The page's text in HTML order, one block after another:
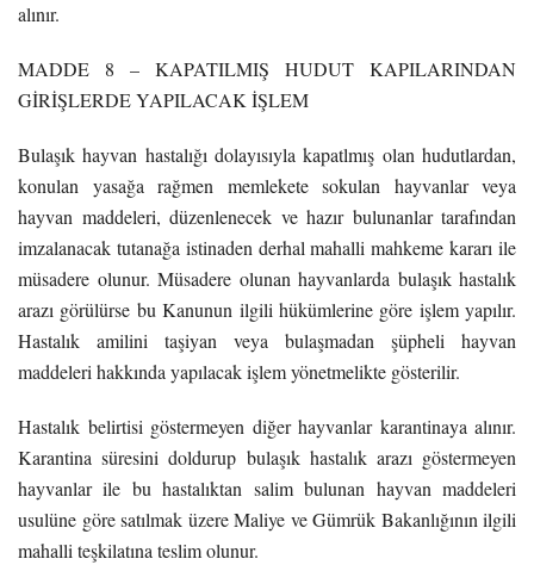
alınır.
MADDE 8 – KAPATILMIŞ HUDUT KAPILARINDAN
GİRİŞLERDE YAPILACAK İŞLEM
Bulaşık hayvan hastalığı dolayısıyla kapatlmış olan hudutlardan,
konulan yasağa rağmen memlekete sokulan hayvanlar veya
hayvan maddeleri, düzenlenecek ve hazır bulunanlar tarafından
imzalanacak tutanağa istinaden derhal mahalli mahkeme kararı ile
müsadere olunur. Müsadere olunan hayvanlarda bulaşık hastalık
arazı görülürse bu Kanunun ilgili hükümlerine göre işlem yapılır.
Hastalık amilini taşiyan veya bulaşmadan şüpheli hayvan
maddeleri hakkında yapılacak işlem yönetmelikte gösterilir.
Hastalık belirtisi göstermeyen diğer hayvanlar karantinaya alınır.
Karantina süresini doldurup bulaşık hastalık arazı göstermeyen
hayvanlar ile bu hastalıktan salim bulunan hayvan maddeleri
usulüne göre satılmak üzere Maliye ve Gümrük Bakanlığının ilgili
mahalli teşkilatına teslim olunur.